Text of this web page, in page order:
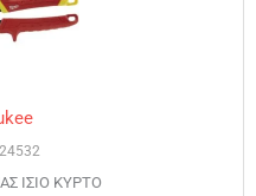
ΙΣΙΟ ΚΥΡΤΟ